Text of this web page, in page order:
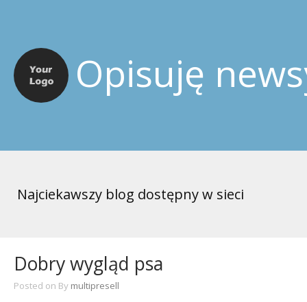
Opisuję
Najciekawszy blog dostępny w sieci
Dobry wygląd psa
Posted on By multipresell